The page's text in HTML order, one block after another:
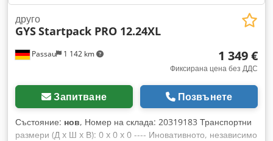
Passau 1 142 km
друго
GYSStartpack PRO 12.24XL
1 349 €
Фиксирана цена без ДДС
Запитване Позвънете
Състояние: нов, Номер на склада: 20319183 Транспортни
размери (Д x Ш x В): 0 x 0 x 0 ---- Иновативното, независимо